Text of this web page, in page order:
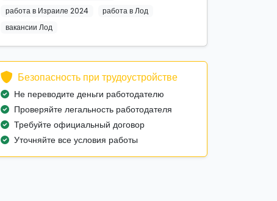
работа в Израиле 2024
работа в Лод
вакансии Лод
Безопасность при трудоустройстве
Не переводите деньги работодателю
Проверяйте легальность работодателя
Требуйте официальный договор
Уточняйте все условия работы